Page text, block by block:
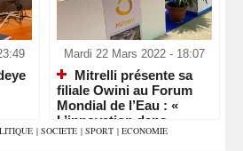
Mardi 22 Mars 2022 - 18:07
Mitrelli présente sa
filiale Owini au Forum
Mondial de l’Eau : «
L’innovation dans
chaque goutte »
| SOCIETE | SPORT | ECONOMIE